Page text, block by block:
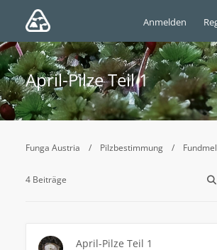
Anmelden
April-Pilze Teil 1
Funga Austria Pilzbestimmung
4 Beiträge
April-Pilze Teil 1